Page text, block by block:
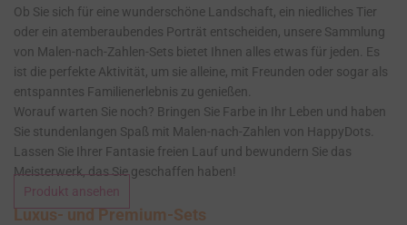
Ob Sie sich für eine wunderschöne Landschaft, ein niedliches Tier
oder ein atemberaubendes Porträt entscheiden, unsere Sammlung
von Malen-nach-Zahlen-Sets bietet Ihnen alles etwas für jeden. Es
ist die perfekte Aktivität, um sie alleine, mit Freunden oder sogar als
entspanntes Familienerlebnis zu genießen.
Worauf warten Sie noch? Bringen Sie Farbe in Ihr Leben und haben
Sie stundenlangen Spaß mit Malen-nach-Zahlen von HappyDots.
Lassen Sie Ihrer Fantasie freien Lauf und bewundern Sie das
Meisterwerk, das Sie geschaffen haben!
Produkt ansehen
Luxus- und Premium-Sets